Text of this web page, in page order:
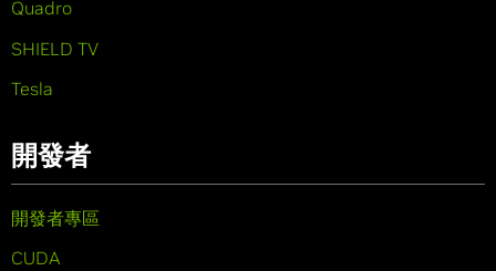
Quadro
SHIELD TV
Tesla
開發者
開發者專區
CUDA